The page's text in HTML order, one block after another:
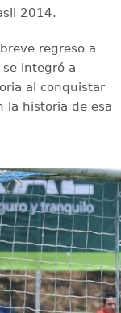
2014.
regreso a
integró a
al conquistar
la historia de esa